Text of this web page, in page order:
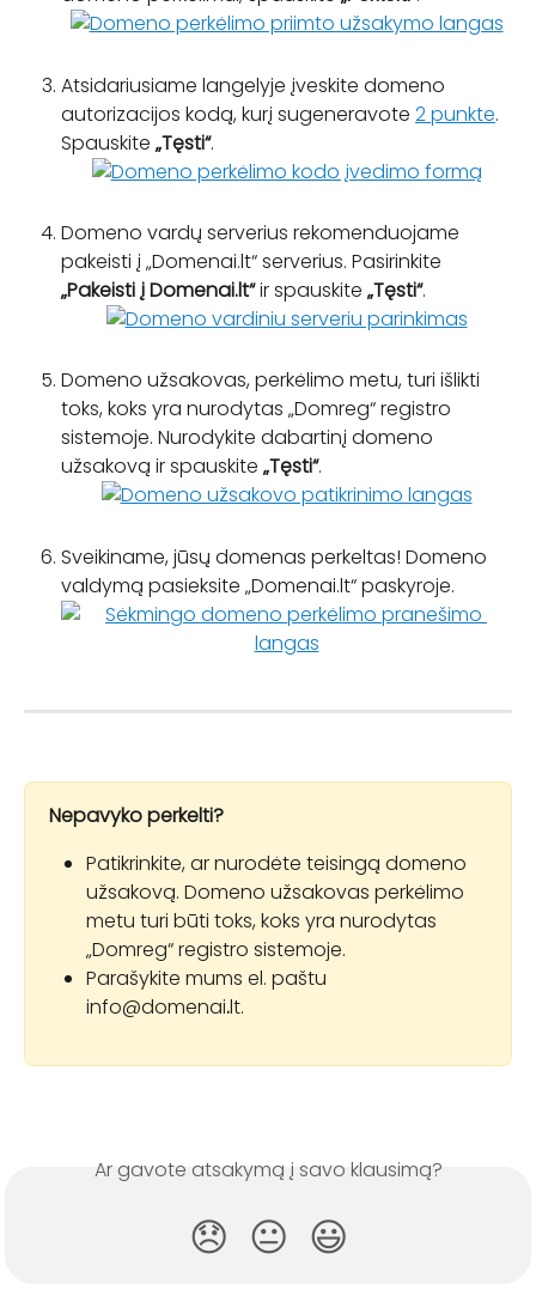
Atsidariusiame langelyje įveskite domeno
autorizacijos kodą, kurį sugeneravote 2 punkte.
Spauskite „Tęsti“.
Domeno vardų serverius rekomenduojame
pakeisti į „Domenai.lt“ serverius. Pasirinkite
„Pakeisti į Domenai.lt“ ir spauskite „Tęsti“.
Domeno užsakovas, perkėlimo metu, turi išlikti
toks, koks yra nurodytas „Domreg“ registro
sistemoje. Nurodykite dabartinį domeno
užsakovą ir spauskite „Tęsti“.
Sveikiname, jūsų domenas perkeltas! Domeno
valdymą pasieksite „Domenai.lt“ paskyroje.
Nepavyko perkelti?
Patikrinkite, ar nurodėte teisingą domeno
užsakovą. Domeno užsakovas perkėlimo
metu turi būti toks, koks yra nurodytas
„Domreg“ registro sistemoje.
Parašykite mums el. paštu
info@domenai.lt.
Ar gavote atsakymą į savo klausimą?
😞 😐 😃